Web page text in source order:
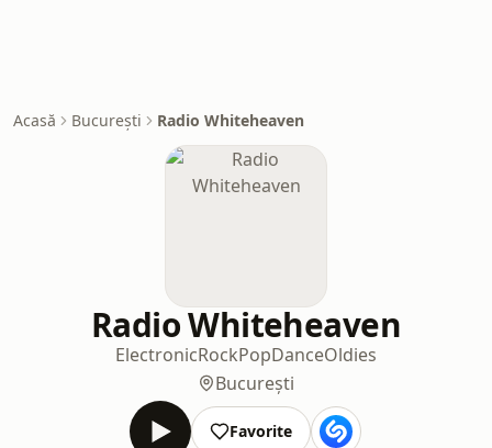
Acasă București Radio Whiteheaven
Radio Whiteheaven
ElectronicRockPopDanceOldies
București
Favorite